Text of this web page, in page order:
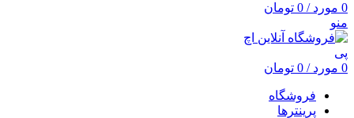
0 مورد /
0 تومان
منو
0 مورد /
0 تومان
فروشگاه
پرینترها